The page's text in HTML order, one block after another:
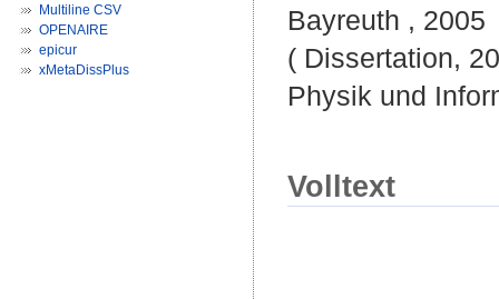
Multiline CSV
OPENAIRE
epicur
xMetaDissPlus
Bayreuth , 2005
( Dissertation,
Physik und
Volltext